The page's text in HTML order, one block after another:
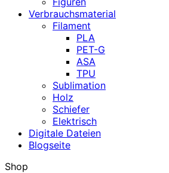
Verbrauchsmaterial
Filament
PLA
PET-G
ASA
TPU
Sublimation
Holz
Schiefer
Elektrisch
Digitale Dateien
Blogseite
Shop